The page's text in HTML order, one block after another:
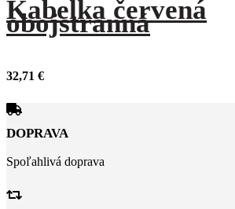
Kabelka červená
obojstranná
32,71 €
DOPRAVA
Spoľahlivá doprava